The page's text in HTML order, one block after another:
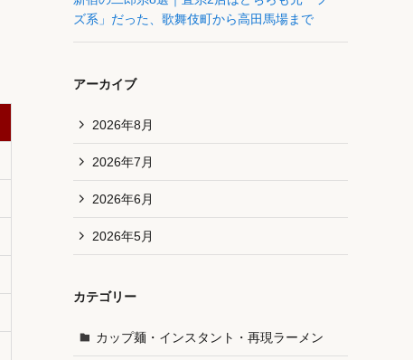
ズ系」だった、歌舞伎町から高田馬場まで
アーカイブ
2026年8月
2026年7月
2026年6月
2026年5月
カテゴリー
カップ麺・インスタント・再現ラーメン